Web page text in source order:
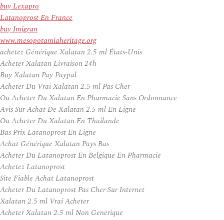
buy Lexapro
Latanoprost En France
buy Imigran
www.mesopotamiaheritage.org
achetez Générique Xalatan 2.5 ml États-Unis
Acheter Xalatan Livraison 24h
Buy Xalatan Pay Paypal
Acheter Du Vrai Xalatan 2.5 ml Pas Cher
Ou Acheter Du Xalatan En Pharmacie Sans Ordonnance
Avis Sur Achat De Xalatan 2.5 ml En Ligne
Ou Acheter Du Xalatan En Thailande
Bas Prix Latanoprost En Ligne
Achat Générique Xalatan Pays Bas
Acheter Du Latanoprost En Belgique En Pharmacie
Achetez Latanoprost
Site Fiable Achat Latanoprost
Acheter Du Latanoprost Pas Cher Sur Internet
Xalatan 2.5 ml Vrai Acheter
Acheter Xalatan 2.5 ml Non Generique